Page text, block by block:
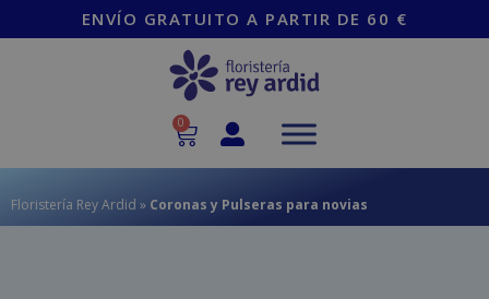
contenidoENVÍO GRATUITO A PARTIR DE 60 €
0
Floristería Rey Ardid » Coronas y Pulseras para novias